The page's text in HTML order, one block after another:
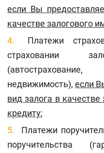
если Вы
качестве залогового
Платежи
страховании
недвижимость), если
вид залога в
кредиту;
Платежи
поручительства